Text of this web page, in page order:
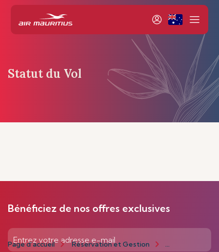
Statut du Vol
Page d’accueil Réservation et Gestion Gestion
Bénéficiez de nos offres exclusives